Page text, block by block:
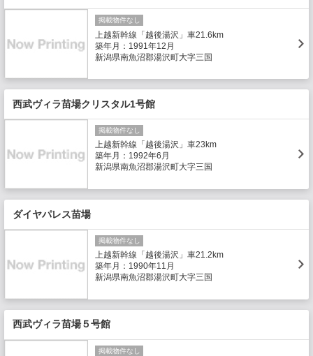
掲載物件なし
上越新幹線「越後湯沢」車21.6km
築年月：1991年12月
新潟県南魚沼郡湯沢町大字三国
西武ヴィラ苗場クリスタル1号館
掲載物件なし
上越新幹線「越後湯沢」車23km
築年月：1992年6月
新潟県南魚沼郡湯沢町大字三国
ダイヤパレス苗場
掲載物件なし
上越新幹線「越後湯沢」車21.2km
築年月：1990年11月
新潟県南魚沼郡湯沢町大字三国
西武ヴィラ苗場５号館
掲載物件なし